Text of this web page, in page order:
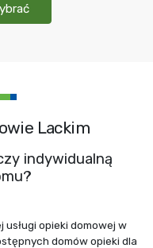
Lackim
indywidualną
opieki domowej w
domów opieki dla